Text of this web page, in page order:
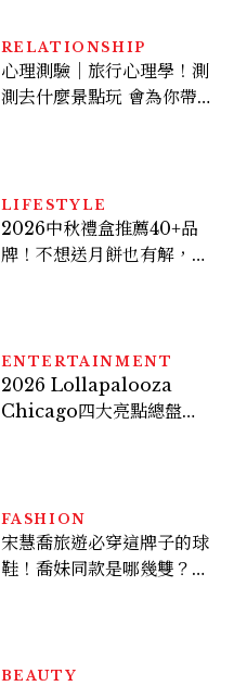
RELATIONSHIP
心理測驗｜旅行心理學！測
測去什麼景點玩 會為你帶來
LIFESTYLE
2026中秋禮盒推薦40+品
牌！不想送月餅也有解，送
ENTERTAINMENT
2026 Lollapalooza
Chicago四大亮點總盤
FASHION
宋慧喬旅遊必穿這牌子的球
鞋！喬妹同款是哪幾雙？
BEAUTY